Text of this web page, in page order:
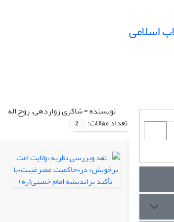
اسلامی
نویسنده =شاکری زواردهی، روح اله
تعداد مقالات:
2